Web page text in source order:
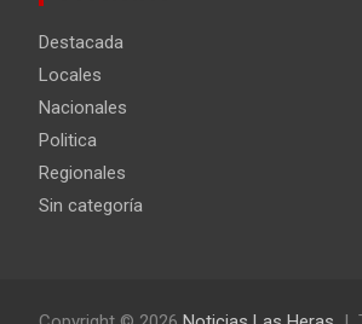
Destacada
Locales
Nacionales
Politica
Regionales
Sin categoría